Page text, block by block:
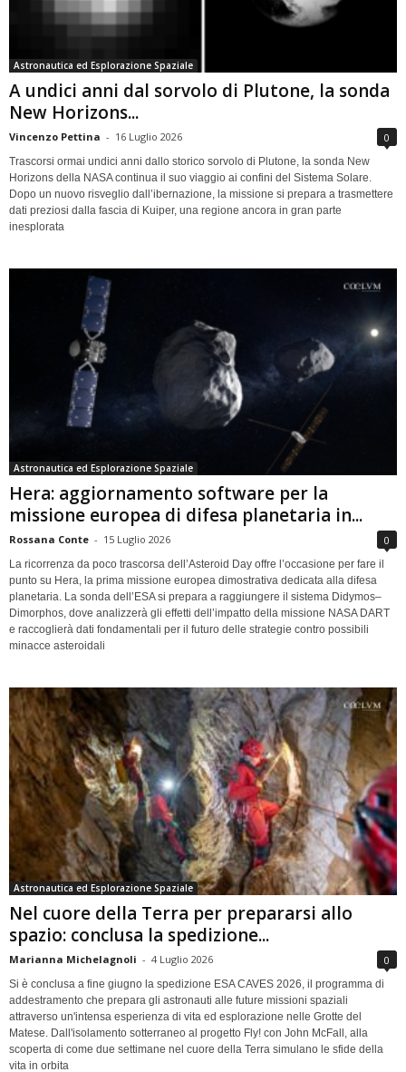
Astronautica ed Esplorazione Spaziale
A undici anni dal sorvolo di Plutone, la sonda
New Horizons...
Vincenzo Pettina - 16 Luglio 2026 0
Trascorsi ormai undici anni dallo storico sorvolo di Plutone, la sonda New
Horizons della NASA continua il suo viaggio ai confini del Sistema Solare.
Dopo un nuovo risveglio dall’ibernazione, la missione si prepara a trasmettere
dati preziosi dalla fascia di Kuiper, una regione ancora in gran parte
inesplorata
Astronautica ed Esplorazione Spaziale
Hera: aggiornamento software per la
missione europea di difesa planetaria in...
Rossana Conte - 15 Luglio 2026 0
La ricorrenza da poco trascorsa dell’Asteroid Day offre l’occasione per fare il
punto su Hera, la prima missione europea dimostrativa dedicata alla difesa
planetaria. La sonda dell’ESA si prepara a raggiungere il sistema Didymos–
Dimorphos, dove analizzerà gli effetti dell’impatto della missione NASA DART
e raccoglierà dati fondamentali per il futuro delle strategie contro possibili
minacce asteroidali
Astronautica ed Esplorazione Spaziale
Nel cuore della Terra per prepararsi allo
spazio: conclusa la spedizione...
Marianna Michelagnoli - 4 Luglio 2026 0
Si è conclusa a fine giugno la spedizione ESA CAVES 2026, il programma di
addestramento che prepara gli astronauti alle future missioni spaziali
attraverso un'intensa esperienza di vita ed esplorazione nelle Grotte del
Matese. Dall'isolamento sotterraneo al progetto Fly! con John McFall, alla
scoperta di come due settimane nel cuore della Terra simulano le sfide della
vita in orbita